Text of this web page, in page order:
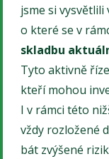
jsme si
o které se v
skladbu
Tyto aktivně
kteří mohou
I v rámci této
vždy rozložené
bát zvýšené